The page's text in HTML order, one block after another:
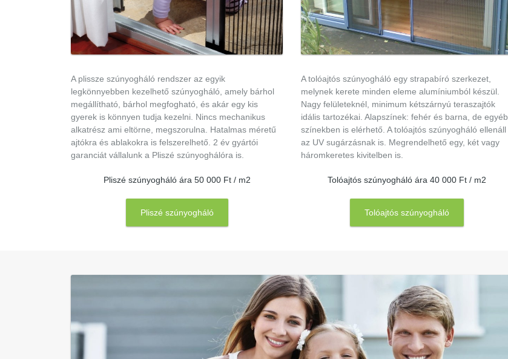
A plissze szúnyogháló rendszer az egyik
legkönnyebben kezelhető szúnyogháló, amely bárhol
megállítható, bárhol megfogható, és akár egy kis
gyerek is könnyen tudja kezelni. Nincs mechanikus
alkatrész ami eltörne, megszorulna. Hatalmas méretű
ajtókra és ablakokra is felszerelhető. 2 év gyártói
garanciát vállalunk a Pliszé szúnyoghálóra is.
Pliszé szúnyogháló ára 50 000 Ft / m2
Pliszé szúnyogháló
A tolóajtós szúnyogháló egy strapabíró szerkezet,
melynek kerete minden eleme alumíniumból készül.
Nagy felületeknél, minimum kétszárnyú teraszajtók
idális tartozékai. Alapszínek: fehér és barna, de egyéb
színekben is elérhető. A tolóajtós szúnyogháló ellenáll
az UV sugárzásnak is. Megrendelhető egy, két vagy
háromkeretes kivitelben is.
Tolóajtós szúnyogháló ára 40 000 Ft / m2
Tolóajtós szúnyogháló